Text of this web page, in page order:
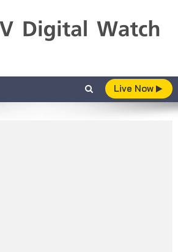
Live Now